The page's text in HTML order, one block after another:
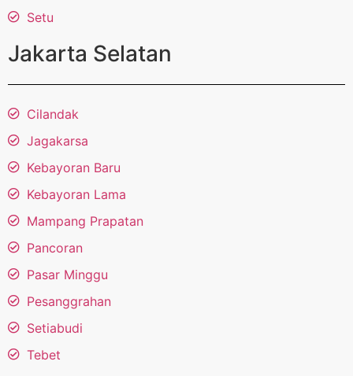
Setu
Jakarta Selatan
Cilandak
Jagakarsa
Kebayoran Baru
Kebayoran Lama
Mampang Prapatan
Pancoran
Pasar Minggu
Pesanggrahan
Setiabudi
Tebet